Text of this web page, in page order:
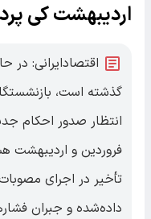
اردیبهشت کی
اقتصادایرانی: در
گذشته است،
انتظار صدور احکام
فروردین و اردیبهشت
تأخیر در اجرای
داده‌شده و جبران